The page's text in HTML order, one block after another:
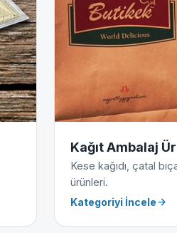
Kağıt Ambalaj
Kese kağıdı, çatal
ürünleri.
Kategoriyi İncele